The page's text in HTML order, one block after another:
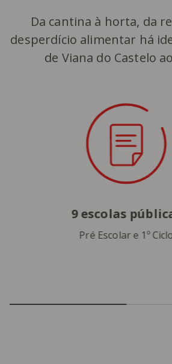
Da cantina à horta, da
desperdício alimentar há
de Viana do Castelo
Crianças
Vamos fazer milhares de